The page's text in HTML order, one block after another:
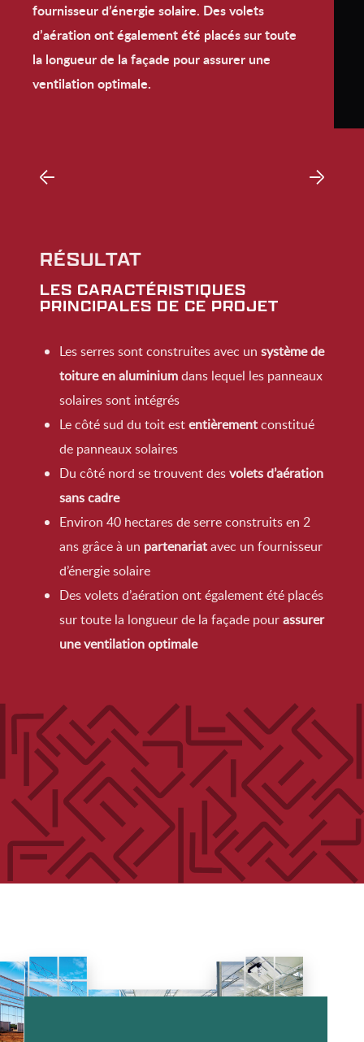
fournisseur d’énergie solaire. Des volets
d’aération ont également été placés sur toute
la longueur de la façade pour assurer une
ventilation optimale.
RÉSULTAT
LES CARACTÉRISTIQUES
PRINCIPALES DE CE PROJET
Les serres sont construites avec un système de
toiture en aluminiumdans lequel les panneaux
solaires sont intégrés
Le côté sud du toit estentièrementconstitué
de panneaux solaires
Du côté nord se trouvent desvolets d’aération
sans cadre
Environ 40 hectares de serre construits en 2
ans grâce à un partenariatavec un fournisseur
d’énergie solaire
Des volets d’aération ont également été placés
sur toute la longueur de la façade pourassurer
une ventilation optimale